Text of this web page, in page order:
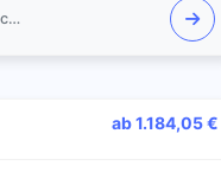
New Elements GmbH / IT-Schulungen.com
ab 1.184,05 €